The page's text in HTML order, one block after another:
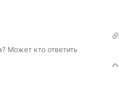
Может кто ответить